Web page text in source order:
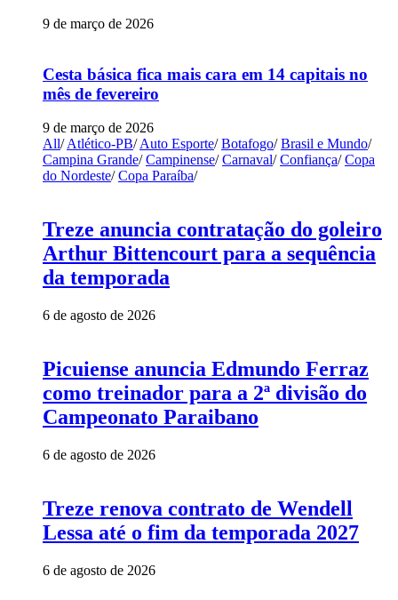
9 de março de 2026
Cesta básica fica mais cara em 14 capitais no
mês de fevereiro
9 de março de 2026
All/ Atlético-PB/ Auto Esporte/ Botafogo/ Brasil e Mundo/
Campina Grande/ Campinense/ Carnaval/ Confiança/ Copa
do Nordeste/ Copa Paraíba/
Treze anuncia contratação do goleiro
Arthur Bittencourt para a sequência
da temporada
6 de agosto de 2026
Picuiense anuncia Edmundo Ferraz
como treinador para a 2ª divisão do
Campeonato Paraibano
6 de agosto de 2026
Treze renova contrato de Wendell
Lessa até o fim da temporada 2027
6 de agosto de 2026